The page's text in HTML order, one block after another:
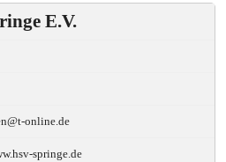
E.V.
online.de
springe.de